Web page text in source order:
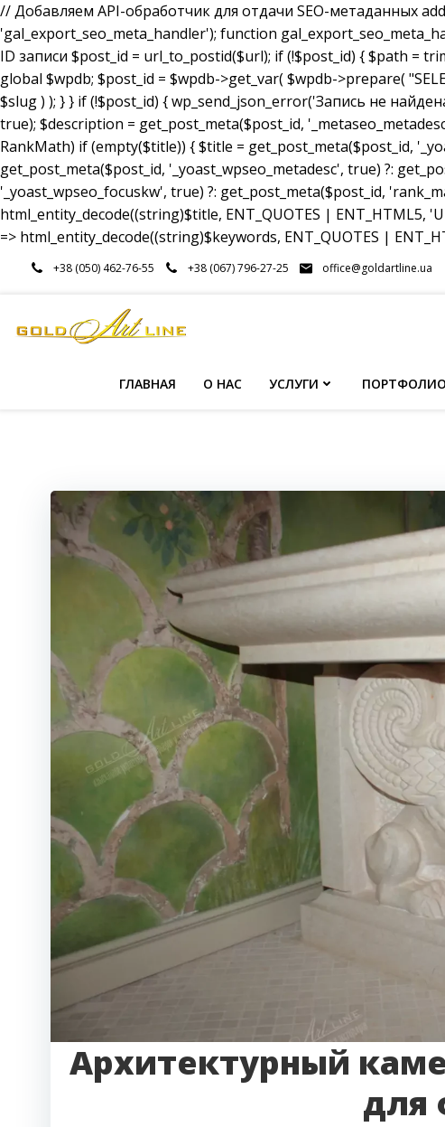
// Добавляем API-обработчик для отдачи SEO-метаданных
'gal_export_seo_meta_handler'); function
ID записи $post_id = url_to_postid($url); if (!$post_id) { $path =
global $wpdb; $post_id = $wpdb->get_var( $wpdb->prepare(
$slug ) ); } } if (!$post_id) { wp_send_json_error('Запись не
true); $description = get_post_meta($post_id,
RankMath) if (empty($title)) { $title = get_post_meta($post_id,
get_post_meta($post_id, '_yoast_wpseo_metadesc', true) ?:
'_yoast_wpseo_focuskw', true) ?: get_post_meta($post_id,
html_entity_decode((string)$title, ENT_QUOTES | ENT_HTML5,
=> html_entity_decode((string)$keywords, ENT_QUOTES |
Перейти+38 (050) 462-76-55 +38 (067) 796-27-25 office@goldartline.ua
ГЛАВНАЯ О НАС УСЛУГИ ПОРТФОЛИО
Архитектурный
для